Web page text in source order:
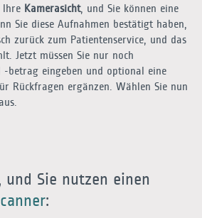
Ihre Kamerasicht, und Sie können eine
Sie diese Aufnahmen bestätigt haben,
zurück zum Patientenservice, und das
Jetzt müssen Sie nur noch
-betrag eingeben und optional eine
Rückfragen ergänzen. Wählen Sie nun
und Sie nutzen einen
: